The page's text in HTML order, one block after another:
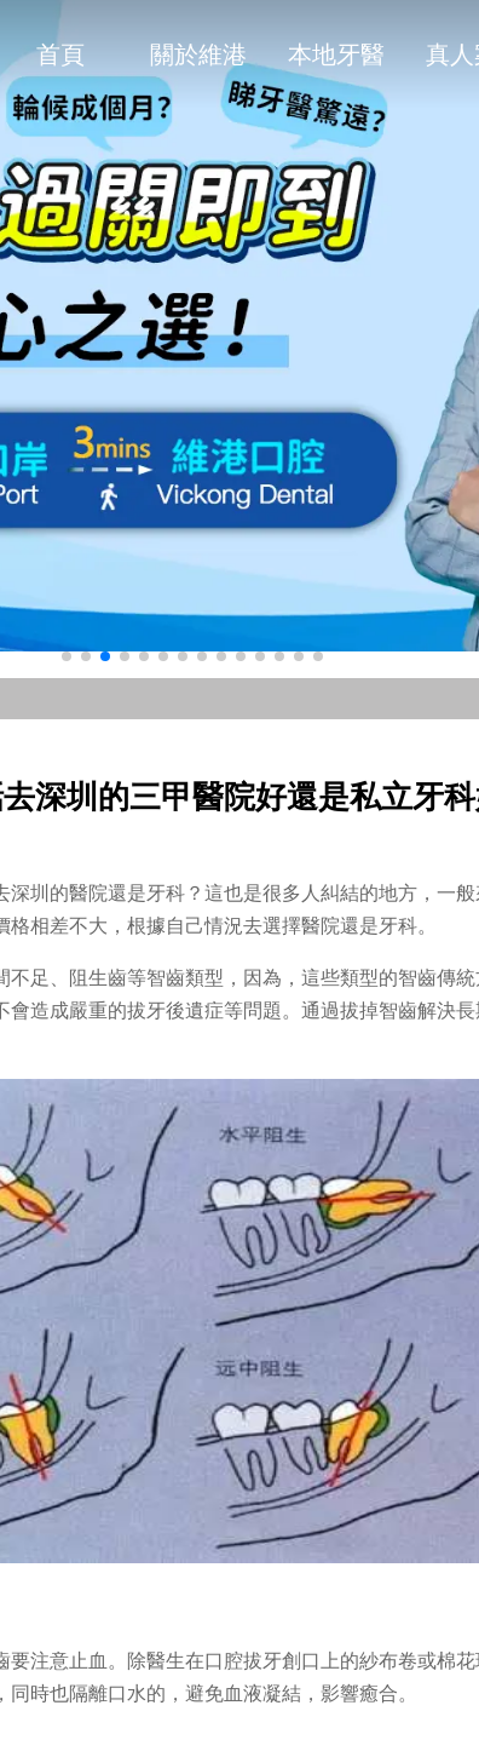
首頁 關於維港 本地牙醫 真
深圳的三甲醫院好還是私立牙科
深圳的醫院還是牙科？這也是很多人糾結的地方，一
相差不大，根據自己情況去選擇醫院還是牙科。
足、阻生齒等智齒類型，因為，這些類型的智齒傳
造成嚴重的拔牙後遺症等問題。通過拔掉智齒解決長
注意止血。除醫生在口腔拔牙創口上的紗布卷或棉
時也隔離口水的，避免血液凝結，影響癒合。